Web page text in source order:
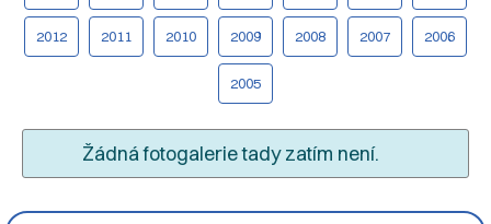
2012 2011 2010 2009 2008 2007 2006
2005
Žádná fotogalerie tady zatím není.